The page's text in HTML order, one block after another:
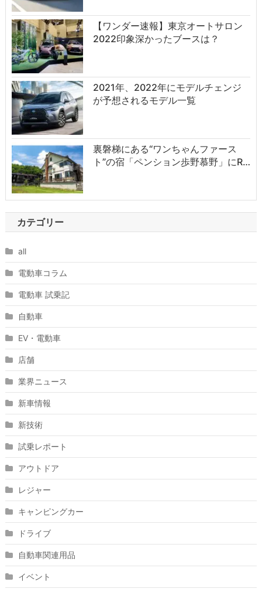
【ワンダー速報】東京オートサロン
2022印象深かったブースは？
2021年、2022年にモデルチェンジ
が予想されるモデル一覧
裏磐梯にある“ワンちゃんファース
ト”の宿「ペンション歩野慕野」にR…
カテゴリー
all
電動車コラム
電動車 試乗記
自動車
EV・電動車
店舗
業界ニュース
新車情報
新技術
試乗レポート
アウトドア
レジャー
キャンピングカー
ドライブ
自動車関連用品
イベント